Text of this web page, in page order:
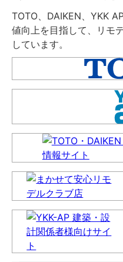
TOTO、DAIKEN、YKK
値向上を目指して、リモ
しています。